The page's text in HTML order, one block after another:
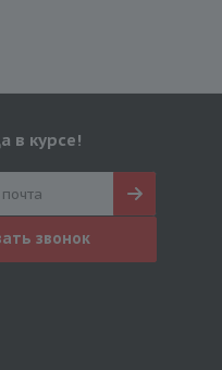
в курсе!
звонок